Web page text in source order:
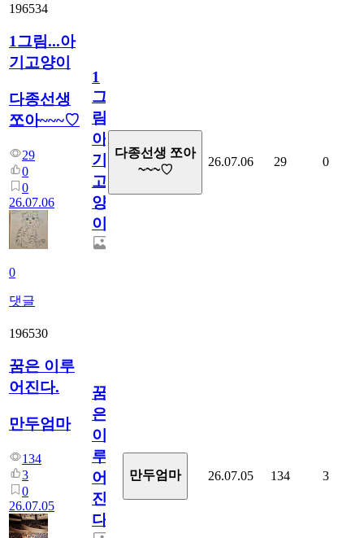
196534
1그림...아
기고양이
다종선생
쪼아~~~♡
29
0
0
26.07.06
0
댓글
1
그
림...
아
기
고
양
이
다종선생 쪼아
~~~♡
26.07.06 29 0
196530
꿈은 이루
어진다.
만두엄마
134
3
0
26.07.05
꿈
은
이
루
어
진
다.
만두엄마 26.07.05 134 3